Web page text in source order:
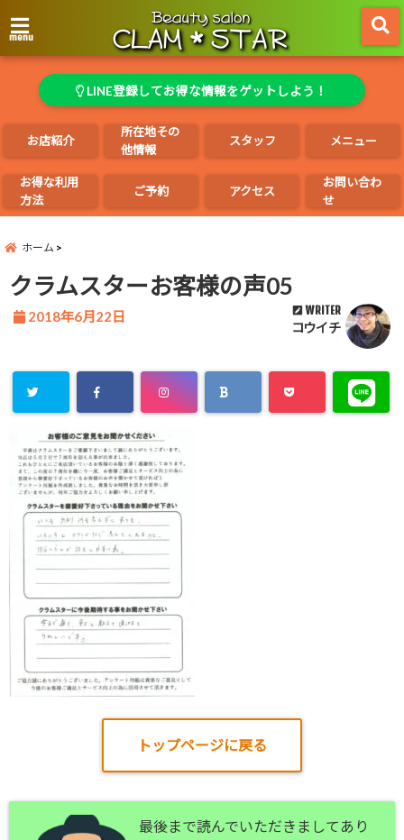
menu
LINE登録してお得な情報をゲットしよう！
お店紹介
所在地その
他情報
スタッフ メニュー
お得な利用
方法
ご予約 アクセス
お問い合わ
せ
ホーム
クラムスターお客様の声05
2018年6月22日 WRITER
コウイチ
トップページに戻る
最後まで読んでいただきましてあり